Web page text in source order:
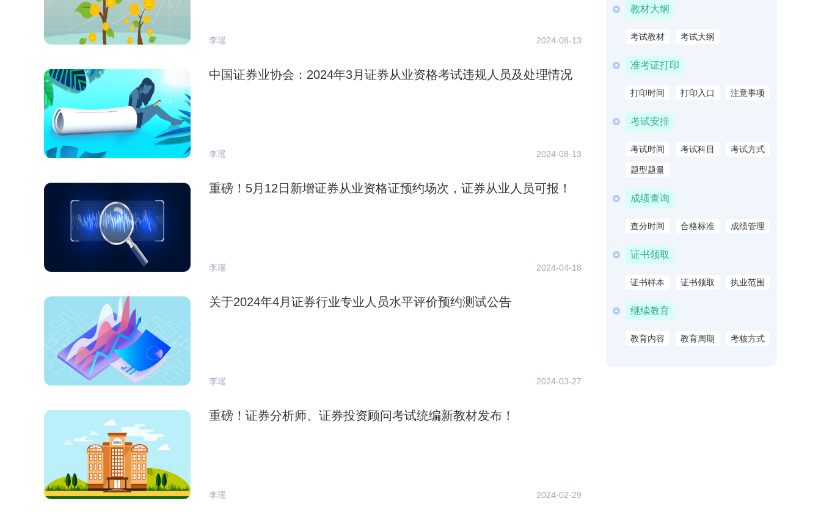
李瑶 2024-08-13
中国证券业协会：2024年3月证券从业资格考试违规人员及处理情况
李瑶 2024-08-13
重磅！5月12日新增证券从业资格证预约场次，证券从业人员可报！
李瑶 2024-04-18
关于2024年4月证券行业专业人员水平评价预约测试公告
李瑶 2024-03-27
重磅！证券分析师、证券投资顾问考试统编新教材发布！
李瑶 2024-02-29
教材大纲
考试教材 考试大纲
准考证打印
打印时间 打印入口 注意事项
考试安排
考试时间 考试科目 考试方式
题型题量
成绩查询
查分时间 合格标准 成绩管理
证书领取
证书样本 证书领取 执业范围
继续教育
教育内容 教育周期 考核方式